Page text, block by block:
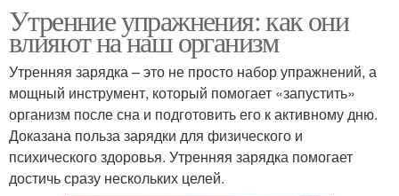
Утренние упражнения: как они
влияют на наш организм
Утренняя зарядка – это не просто набор упражнений, а
мощный инструмент, который помогает «запустить»
организм после сна и подготовить его к активному дню.
Доказана польза зарядки для физического и
психического здоровья. Утренняя зарядка помогает
достичь сразу нескольких целей.